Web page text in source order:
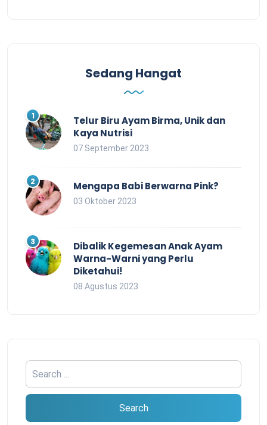
Sedang Hangat
Telur Biru Ayam Birma, Unik dan
Kaya Nutrisi
07 September 2023
Mengapa Babi Berwarna Pink?
03 Oktober 2023
Dibalik Kegemesan Anak Ayam
Warna-Warni yang Perlu
Diketahui!
08 Agustus 2023